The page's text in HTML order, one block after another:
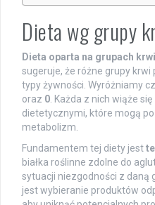
Dieta wg grupy
Dieta oparta na grupach krwi
sugeruje, że różne grupy
typy żywności. Wyróżniamy
oraz 0 . Każda z nich wiąże
dietetycznymi, które mogą
metabolizm.
Fundamentem tej diety jest
białka roślinne zdolne do
sytuacji niezgodności z daną
jest wybieranie produktów